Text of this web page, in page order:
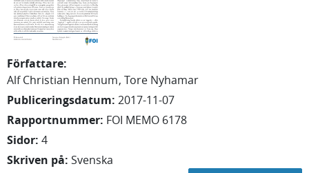
Författare:
Alf Christian Hennum Tore Nyhamar
Publiceringsdatum: 2017-11-07
Rapportnummer: FOI MEMO 6178
Sidor: 4
Skriven på: Svenska